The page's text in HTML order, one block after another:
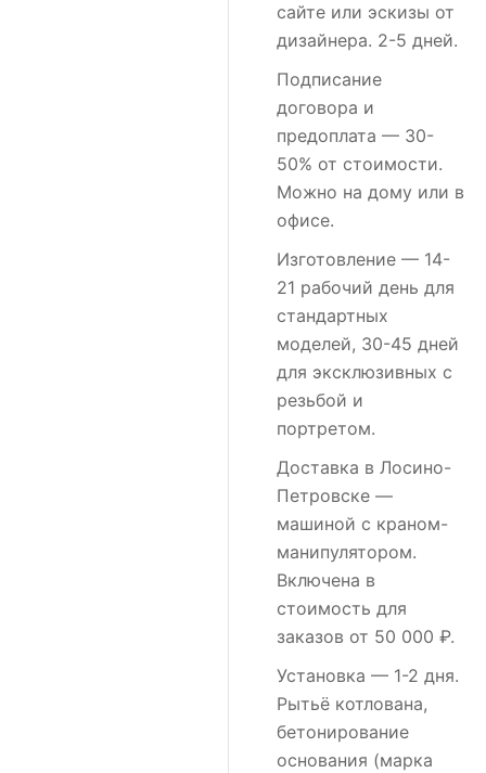
сайте или эскизы от
дизайнера. 2-5 дней.
Подписание
договора и
предоплата — 30-
50% от стоимости.
Можно на дому или в
офисе.
Изготовление — 14-
21 рабочий день для
стандартных
моделей, 30-45 дней
для эксклюзивных с
резьбой и
портретом.
Доставка в Лосино-
Петровске —
машиной с краном-
манипулятором.
Включена в
стоимость для
заказов от 50 000 ₽.
Установка — 1-2 дня.
Рытьё котлована,
бетонирование
основания (марка